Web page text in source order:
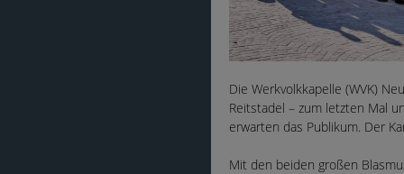
Die Werkvolkkapelle (WVK)
Reitstadel – zum letzten Mal
erwarten das Publikum. Der
Mit den beiden großen